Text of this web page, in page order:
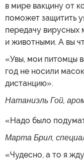
в мире вакцину от
поможет защитить
передачу
и животными. А вы
«Увы, мои питомцы
год не носили
дистанцию».
Натаниэль Гой,
«Надо было
Марта Брил,
«Чудесно, а то я